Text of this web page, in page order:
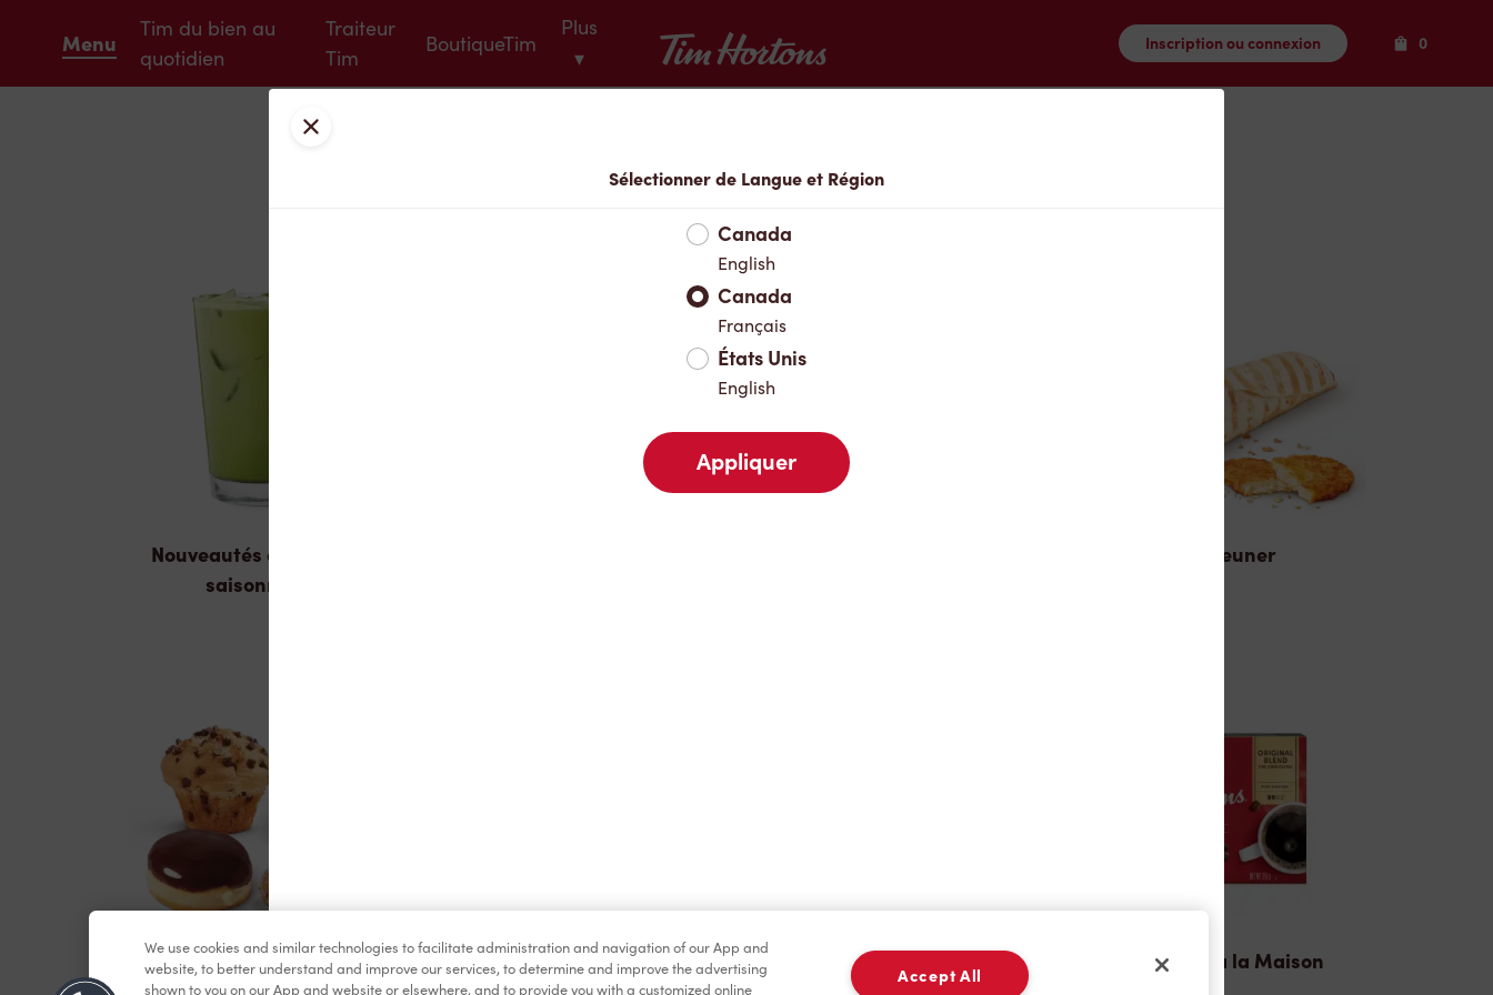
Menu
Tim du bien au
quotidien
Traiteur
Tim
BoutiqueTim
Plus
▾
Tim Hortons
Inscription ou connexion 0Produits
Menu
Nouveautés et produits
saisonniers
Déjeuner
Pâtisseries Marchandises Assaisonnement TimMD à la Maison
Fermer
Sélectionner de Langue et Région
Canada
English
Canada
Français
États Unis
English
Appliquer
We use cookies and similar technologies to facilitate administration and navigation of our App and
website, to better understand and improve our services, to determine and improve the advertising
shown to you on our App and website or elsewhere, and to provide you with a customized online
Accept All